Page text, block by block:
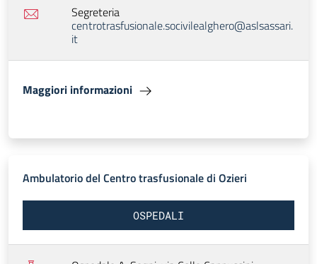
Segreteria
centrotrasfusionale.socivilealghero@aslsassari.
it
Maggiori informazioni
Ambulatorio del Centro trasfusionale di Ozieri
OSPEDALI